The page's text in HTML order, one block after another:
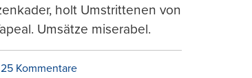
holt Umstrittenen von
Umsätze miserabel.
25 Kommentare